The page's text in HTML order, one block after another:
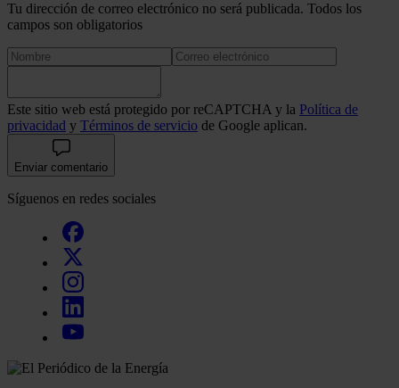
Tu dirección de correo electrónico no será publicada. Todos los
campos son obligatorios
Este sitio web está protegido por reCAPTCHA y la Política de
privacidad y Términos de servicio de Google aplican.
Enviar comentario
Síguenos en redes sociales